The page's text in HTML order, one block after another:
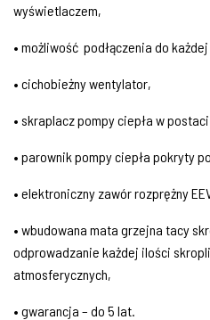
wyświetlaczem,
• możliwość podłączenia do
• cichobieżny wentylator,
• skraplacz pompy ciepła w
• parownik pompy ciepła pokryty
• elektroniczny zawór rozprężny
• wbudowana mata grzejna tacy
odprowadzanie każdej ilości
atmosferycznych,
• gwarancja – do 5 lat.